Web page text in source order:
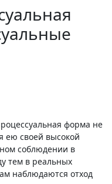
форма не
ею своей высокой
соблюдении в
тем в реальных
наблюдаются отход